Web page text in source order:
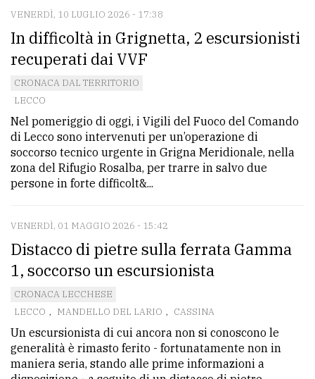
VENERDÌ, 10 LUGLIO 2026 - 17:38
In difficoltà in Grignetta, 2 escursionisti
recuperati dai VVF
CRONACA DAL TERRITORIO
LECCO
Nel pomeriggio di oggi, i Vigili del Fuoco del Comando
di Lecco sono intervenuti per un’operazione di
soccorso tecnico urgente in Grigna Meridionale, nella
zona del Rifugio Rosalba, per trarre in salvo due
persone in forte difficolt&...
VENERDÌ, 01 MAGGIO 2026 - 15:42
Distacco di pietre sulla ferrata Gamma
1, soccorso un escursionista
CRONACA LECCHESE
LECCO , MANDELLO DEL LARIO , CASSINA
Un escursionista di cui ancora non si conoscono le
generalità è rimasto ferito - fortunatamente non in
maniera seria, stando alle prime informazioni a